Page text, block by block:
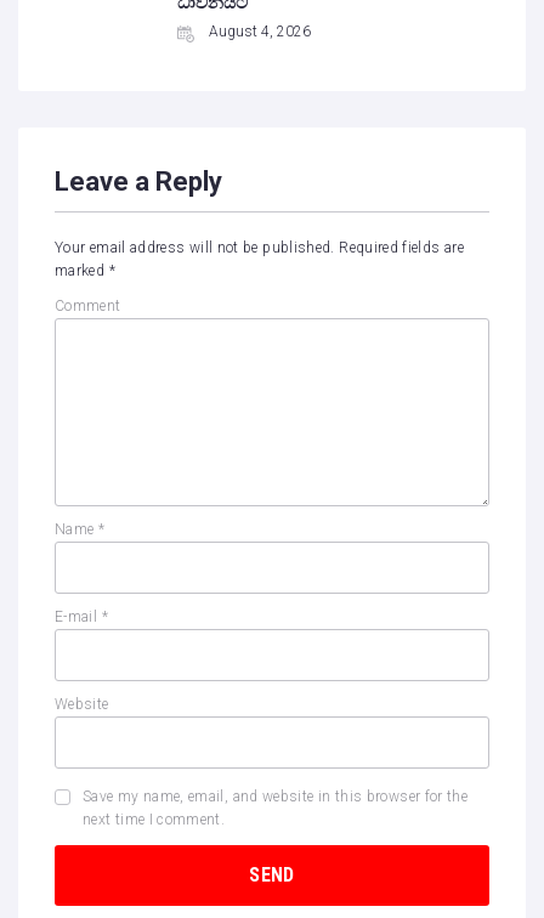
August 4, 2026
Leave a Reply
Your email address will not be published. Required fields are
marked *
Comment
Name *
E-mail *
Website
Save my name, email, and website in this browser for the
next time I comment.